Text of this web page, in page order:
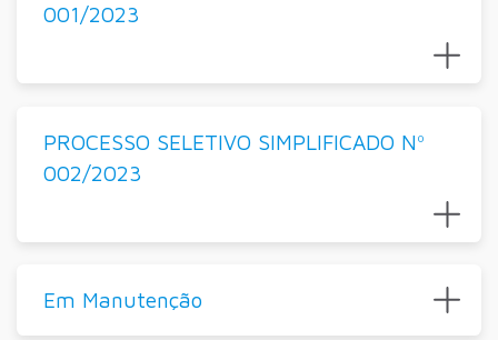
001/2023
PROCESSO SELETIVO SIMPLIFICADO Nº
002/2023
Em Manutenção